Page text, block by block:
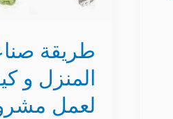
طريقة
المنزل و
لعمل